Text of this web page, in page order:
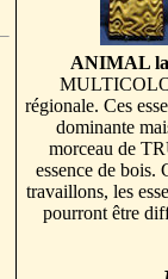
ANIMAL
régionale. Ces
dominante
morceau de
essence de bois.
travaillons, les
pourront être